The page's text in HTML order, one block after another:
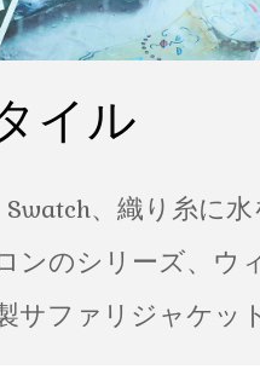
イル
、織り糸に
ンのシリーズ、ウ
サファリジャケッ